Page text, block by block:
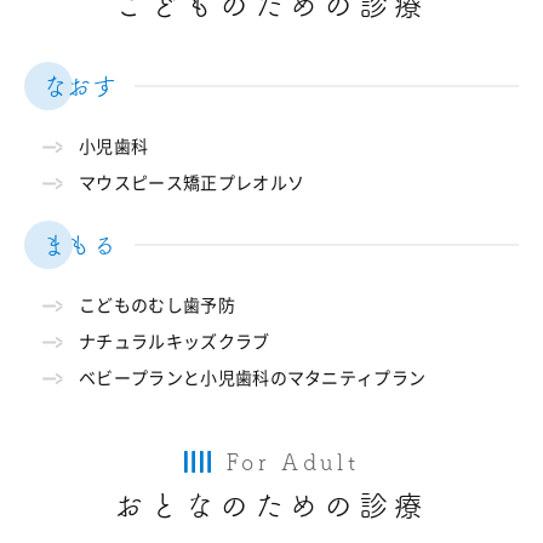
なおす
小児歯科
マウスピース矯正プレオルソ
まもる
こどものむし歯予防
ナチュラルキッズクラブ
ベビープランと小児歯科のマタニティプラン
For Adult
おとなのための診療